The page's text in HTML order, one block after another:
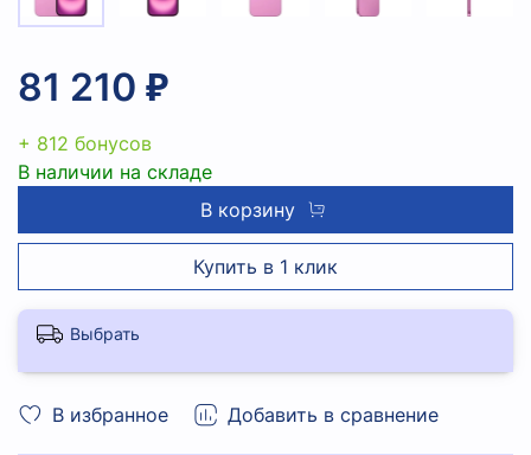
В избранное Добавить в сравнение
81 210 ₽
+ 812 бонусов
В наличии на складе
В корзину
Купить в 1 клик
Выбрать